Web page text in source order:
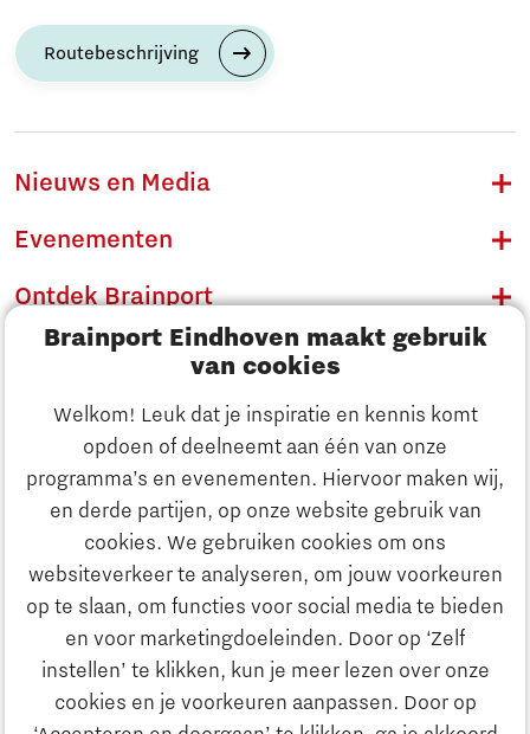
Brainport Eindhoven maakt gebruik
van cookies
Welkom! Leuk dat je inspiratie en kennis komt
opdoen of deelneemt aan één van onze
programma’s en evenementen. Hiervoor maken wij,
en derde partijen, op onze website gebruik van
cookies. We gebruiken cookies om ons
websiteverkeer te analyseren, om jouw voorkeuren
op te slaan, om functies voor social media te bieden
en voor marketingdoeleinden. Door op ‘Zelf
instellen’ te klikken, kun je meer lezen over onze
cookies en je voorkeuren aanpassen. Door op
Ontdek Brainport
Innovatie
Ondernemen
Routebeschrijving
Nieuws en Media
Evenementen
Ontdek Brainport
Innovatie
Ondernemen
Onderwijs
Maatschappelijk
Strategie & Organisatie
Zoeken
Contact